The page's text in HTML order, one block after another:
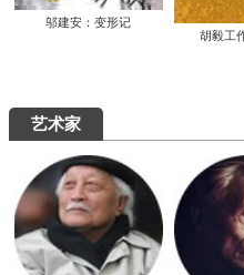
邬建安：变形记
胡毅工
艺术家